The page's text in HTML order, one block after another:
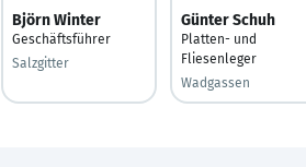
Björn Winter
Geschäftsführer
Salzgitter
Günter Schuh
Platten- und
Fliesenleger
Wadgassen